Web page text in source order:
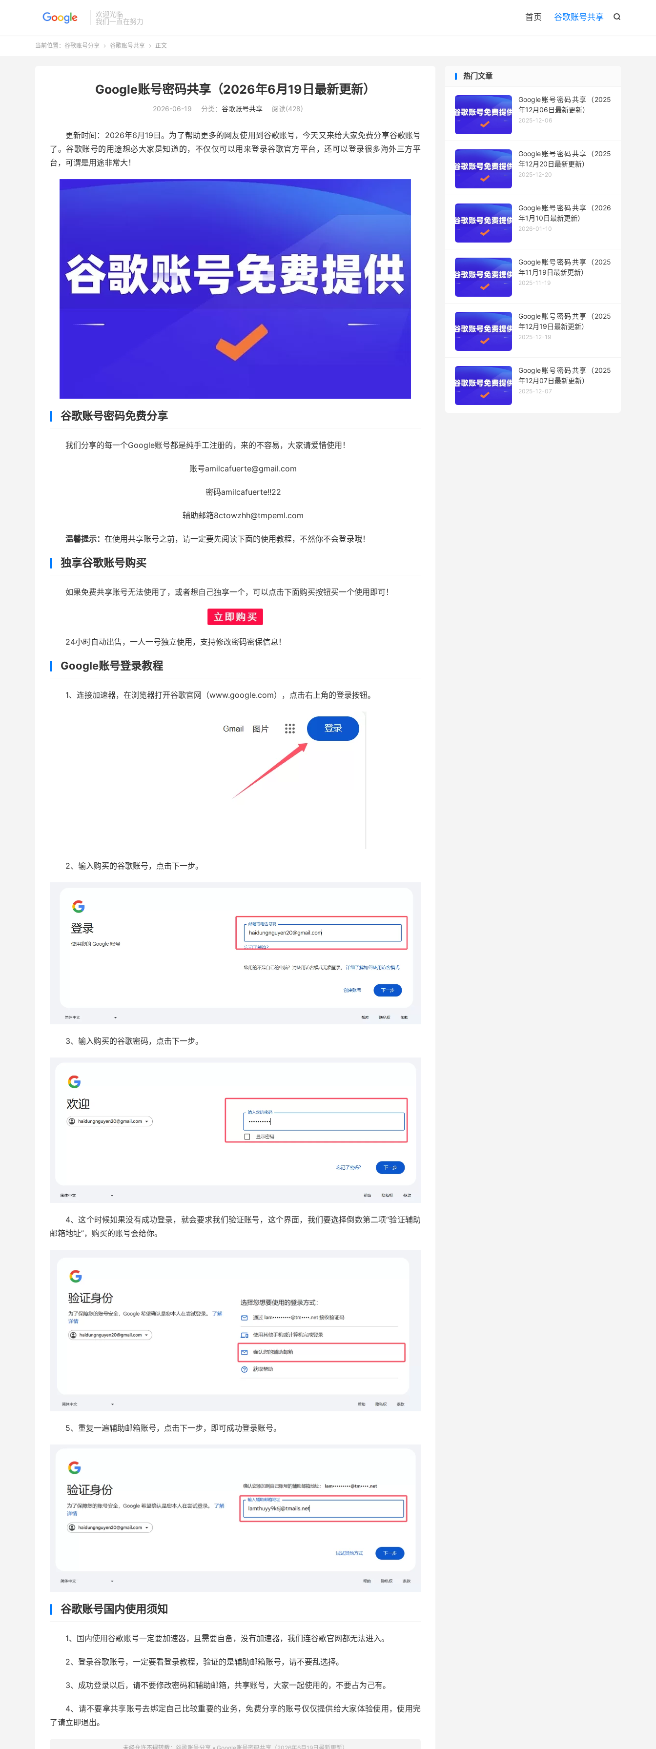
欢迎光临
我们一直在努力

首页 谷歌账号共享
当前位置： 谷歌账号分享  谷歌账号共享  正文
Google账号密码共享（2026年6月19日最新更新）
2026-06-19 分类： 谷歌账号共享 阅读(428)
更新时间：2026年6月19日。为了帮助更多的网友使用到谷歌账号，今天又来给大家免费分享谷歌账号
了。谷歌账号的用途想必大家是知道的，不仅仅可以用来登录谷歌官方平台，还可以登录很多海外三方平
台，可谓是用途非常大！
谷歌账号密码免费分享
我们分享的每一个Google账号都是纯手工注册的，来的不容易，大家请爱惜使用！
账号amilcafuerte@gmail.com
密码amilcafuerte!!22
辅助邮箱8ctowzhh@tmpeml.com
温馨提示： 在使用共享账号之前，请一定要先阅读下面的使用教程，不然你不会登录哦！
独享谷歌账号购买
如果免费共享账号无法使用了，或者想自己独享一个，可以点击下面购买按钮买一个使用即可！
24小时自动出售，一人一号独立使用，支持修改密码密保信息！
Google账号登录教程
1、连接加速器，在浏览器打开谷歌官网（www.google.com），点击右上角的登录按钮。
2、输入购买的谷歌账号，点击下一步。
3、输入购买的谷歌密码，点击下一步。
4、这个时候如果没有成功登录，就会要求我们验证账号，这个界面，我们要选择倒数第二项“验证辅助
邮箱地址”，购买的账号会给你。
5、重复一遍辅助邮箱账号，点击下一步，即可成功登录账号。
谷歌账号国内使用须知
1、国内使用谷歌账号一定要加速器，且需要自备，没有加速器，我们连谷歌官网都无法进入。
2、登录谷歌账号，一定要看登录教程，验证的是辅助邮箱账号，请不要乱选择。
3、成功登录以后，请不要修改密码和辅助邮箱，共享账号，大家一起使用的，不要占为己有。
4、请不要拿共享账号去绑定自己比较重要的业务，免费分享的账号仅仅提供给大家体验使用，使用完
了请立即退出。
热门文章
Google账号密码共享（2025
年12月06日最新更新）
2025-12-06
Google账号密码共享（2025
年12月20日最新更新）
2025-12-20
Google账号密码共享（2026
年1月10日最新更新）
2026-01-10
Google账号密码共享（2025
年11月19日最新更新）
2025-11-19
Google账号密码共享（2025
年12月19日最新更新）
2025-12-19
Google账号密码共享（2025
年12月07日最新更新）
2025-12-07